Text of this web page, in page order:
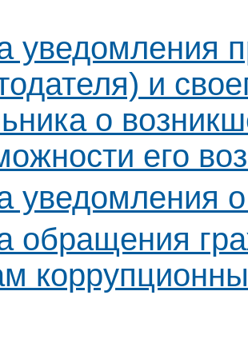
уведомления
и
о
его
уведомления
обращения